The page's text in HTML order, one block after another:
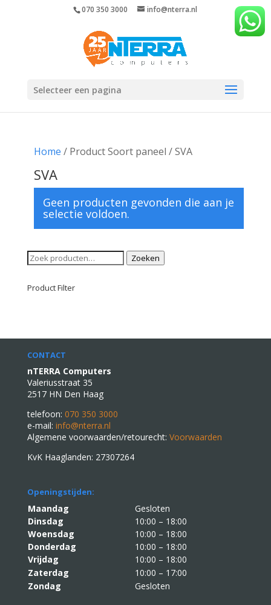
070 350 3000 info@nterra.nl
Selecteer een pagina
Home / Product Soort paneel / SVA
SVA
Geen producten gevonden die aan je
selectie voldoen.
Zoeken
naar:
Zoeken
Product Filter
CONTACT
nTERRA Computers
Valeriusstraat 35
2517 HN Den Haag
telefoon: 070 350 3000
e-mail: info@nterra.nl
Algemene voorwaarden/retourecht: Voorwaarden
KvK Haaglanden: 27307264
Openingstijden:
Maandag
Gesloten
Dinsdag
10:00 – 18:00
Woensdag
10:00 – 18:00
Donderdag
10:00 – 18:00
Vrijdag
10:00 – 18:00
Zaterdag
10:00 – 17:00
Zondag
Gesloten